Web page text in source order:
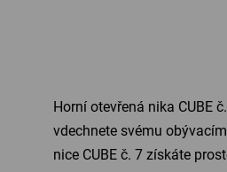
Horní otevřená nika CUBE
vdechnete svému
nice CUBE č. 7 získáte